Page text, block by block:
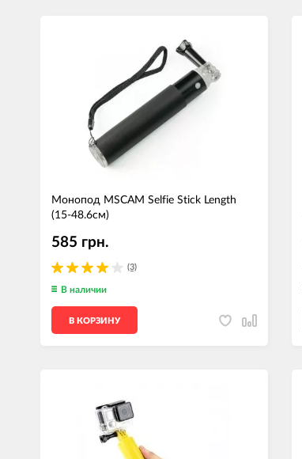
Монопод MSCAM Selfie Stick Length
(15-48.6см)
(3)
585 грн.
В наличии
В КОРЗИНУ